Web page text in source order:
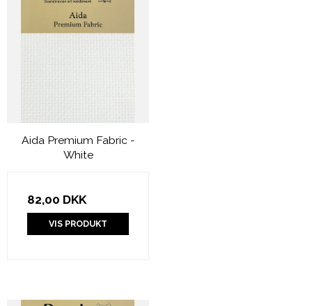
Aida Premium Fabric -
White
82,00 DKK
VIS PRODUKT